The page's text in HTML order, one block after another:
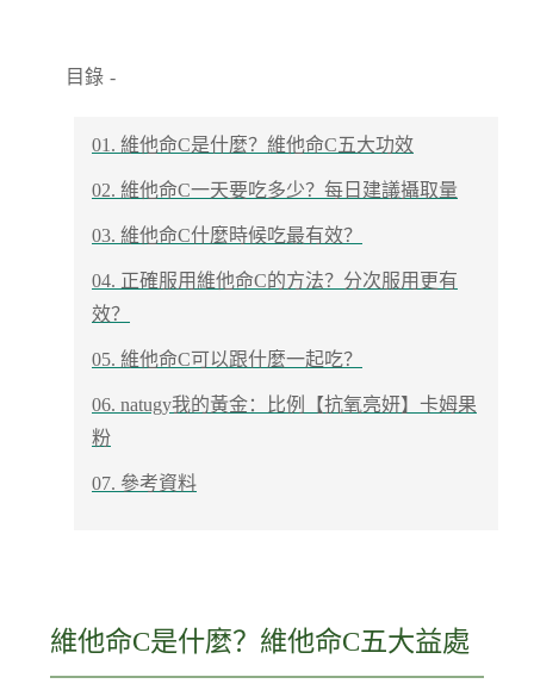
目錄 -
01. 維他命C是什麼？維他命C五大功效
02. 維他命C一天要吃多少？每日建議攝取量
03. 維他命C什麼時候吃最有效？
04. 正確服用維他命C的方法？分次服用更有
效？
05. 維他命C可以跟什麼一起吃？
06. natugy我的黃金：比例【抗氧亮妍】卡姆果
粉
07. 參考資料
維他命C是什麼？維他命C五大益處